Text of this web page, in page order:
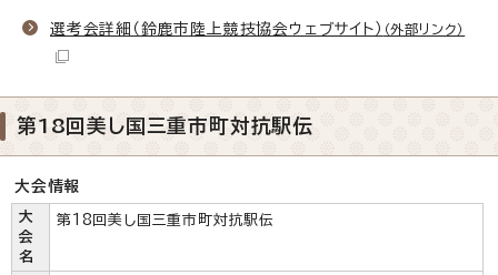
選考会詳細（鈴鹿市陸上競技協会ウェブサイト） （外部リンク）
第18回美し国三重市町対抗駅伝
大会情報
大
会
名
第18回美し国三重市町対抗駅伝